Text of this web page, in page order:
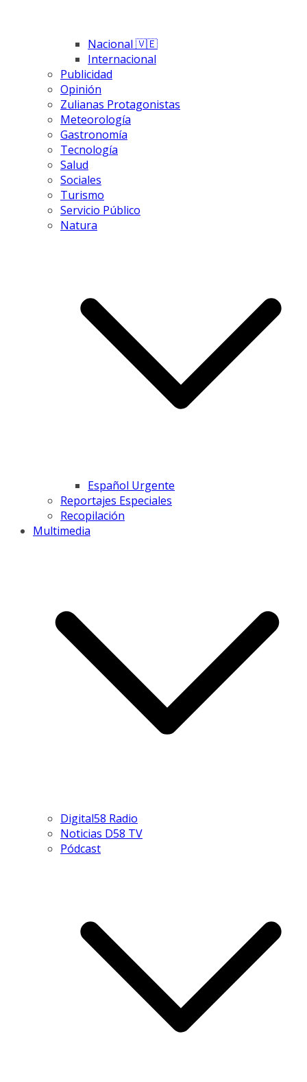
Nacional 🇻🇪
Internacional
Publicidad
Opinión
Zulianas Protagonistas
Meteorología
Gastronomía
Tecnología
Salud
Sociales
Turismo
Servicio Público
Natura
Español Urgente
Reportajes Especiales
Recopilación
Multimedia
Digital58 Radio
Noticias D58 TV
Pódcast